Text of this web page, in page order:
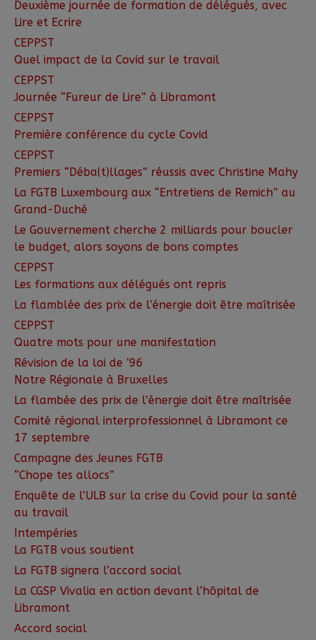
Deuxième journée de formation de délégués, avec
Lire et Ecrire
CEPPST
Quel impact de la Covid sur le travail
CEPPST
Journée “Fureur de Lire” à Libramont
CEPPST
Première conférence du cycle Covid
CEPPST
Premiers “Déba(t)llages” réussis avec Christine Mahy
La FGTB Luxembourg aux “Entretiens de Remich” au
Grand-Duché
Le Gouvernement cherche 2 milliards pour boucler
le budget, alors soyons de bons comptes
CEPPST
Les formations aux délégués ont repris
La flamblée des prix de l’énergie doit être maîtrisée
CEPPST
Quatre mots pour une manifestation
Révision de la loi de ’96
Notre Régionale à Bruxelles
La flambée des prix de l’énergie doit être maîtrisée
Comité régional interprofessionnel à Libramont ce
17 septembre
Campagne des Jeunes FGTB
“Chope tes allocs”
Enquête de l’ULB sur la crise du Covid pour la santé
au travail
Intempéries
La FGTB vous soutient
La FGTB signera l’accord social
La CGSP Vivalia en action devant l’hôpital de
Libramont
Accord social